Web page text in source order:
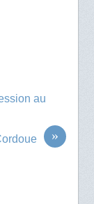
au
»